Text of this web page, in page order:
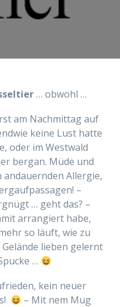
… obwohl …
am Nachmittag auf
keine Lust hatte
oder im Westwald
bergan. Müde und
Allergie,
–
… geht das? –
arrangiert habe,
so läuft, wie zu
lieben gelernt
…
kein neuer
– Mit nem Mug